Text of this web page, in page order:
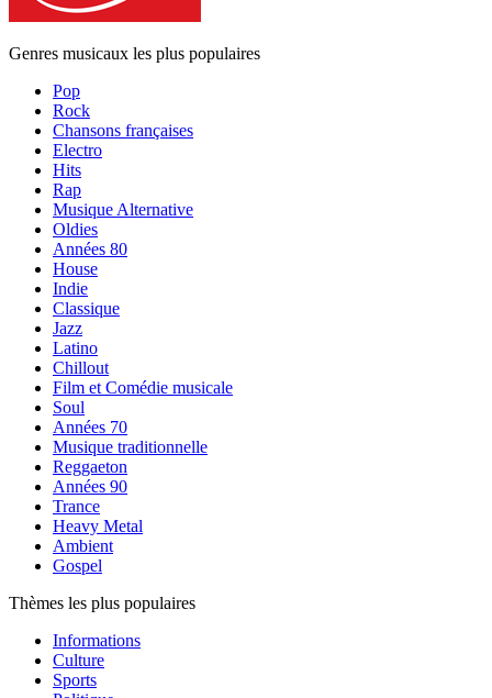
Genres musicaux les plus populaires
Pop
Rock
Chansons françaises
Electro
Hits
Rap
Musique Alternative
Oldies
Années 80
House
Indie
Classique
Jazz
Latino
Chillout
Film et Comédie musicale
Soul
Années 70
Musique traditionnelle
Reggaeton
Années 90
Trance
Heavy Metal
Ambient
Gospel
Thèmes les plus populaires
Informations
Culture
Sports